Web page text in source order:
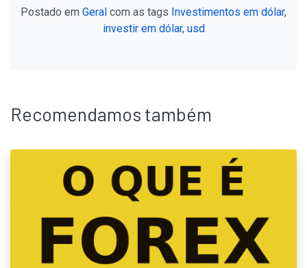
Postado em Geral com as tags Investimentos em dólar,
investir em dólar, usd
Recomendamos também